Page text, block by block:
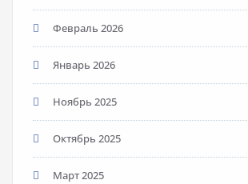
Февраль 2026
Январь 2026
Ноябрь 2025
Октябрь 2025
Март 2025